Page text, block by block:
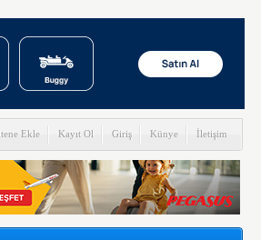
Ekle Kayıt Ol Giriş Künye İletişim